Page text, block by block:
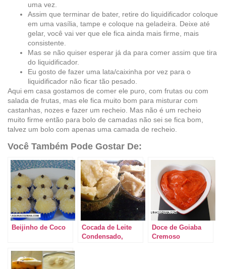
uma vez.
Assim que terminar de bater, retire do liquidificador coloque
em uma vasília, tampe e coloque na geladeira. Deixe até
gelar, você vai ver que ele fica ainda mais firme, mais
consistente.
Mas se não quiser esperar já da para comer assim que tira
do liquidificador.
Eu gosto de fazer uma lata/caixinha por vez para o
liquidificador não ficar tão pesado.
Aqui em casa gostamos de comer ele puro, com frutas ou com
salada de frutas, mas ele fica muito bom para misturar com
castanhas, nozes e fazer um recheio. Mas não é um recheio
muito firme então para bolo de camadas não sei se fica bom,
talvez um bolo com apenas uma camada de recheio.
Você Também Pode Gostar De:
Beijinho de Coco
Cocada de Leite
Condensado,
Doce de Goiaba
Cremoso